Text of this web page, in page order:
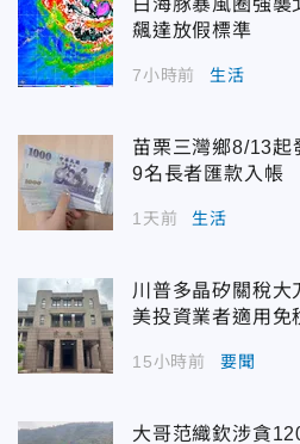
飆達放假標準
7小時前 生活
苗栗三灣鄉8/13
9名長者匯款入帳
1天前 生活
川普多晶矽關稅大
美投資業者適用免
15小時前 要聞
大哥范織欽涉貪